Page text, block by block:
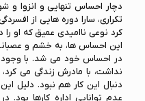
دچار احساس تنهایی و انزوا
تکراری، سارا دوره هایی از
کرد نوعی ناامیدی عمیق که او
این احساس ها، به خشم و
نداشت، با مادرش زندگی می
دنبال این کار هم نبود. دلیل
عدم توانایی اداره کارها بود.